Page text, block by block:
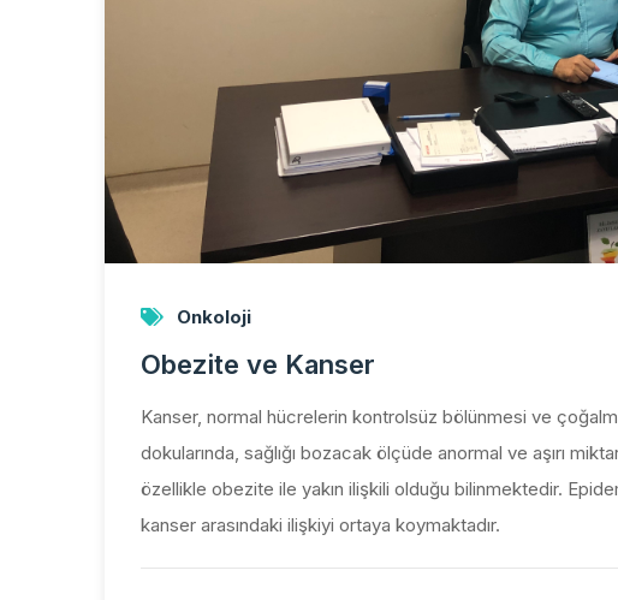
Onkoloji
Obezite ve Kanser
Kanser, normal hücrelerin kontrolsüz bölünmesi ve
dokularında, sağlığı bozacak ölçüde anormal ve aşırı
özellikle obezite ile yakın ilişkili olduğu bilinmektedir.
kanser arasındaki ilişkiyi ortaya koymaktadır.